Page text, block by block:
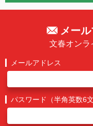
メー
文春オンラ
メールアドレス
パスワード（半角英数6